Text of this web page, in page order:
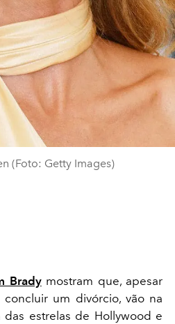
(Foto: Getty Images)
Bradymostram que, apesar
um divórcio, vão na
estrelas de Hollywood e